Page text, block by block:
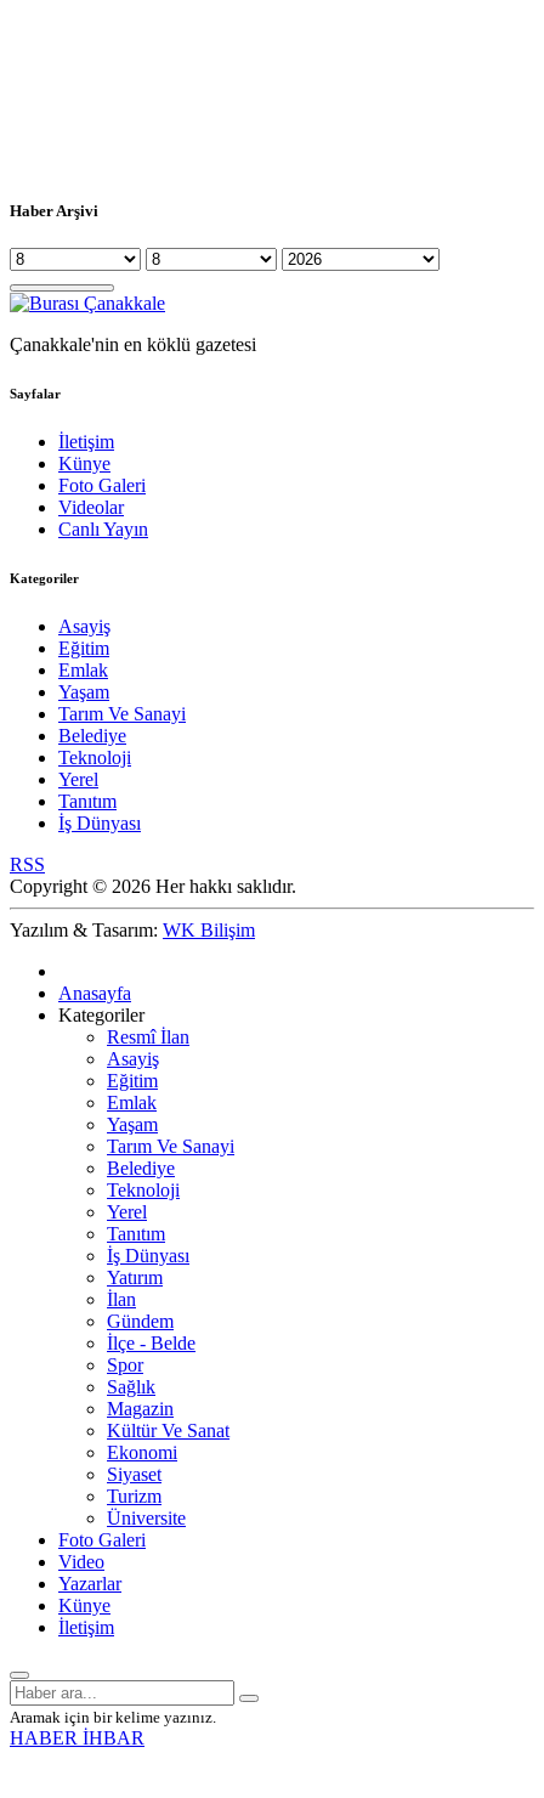
Haber Arşivi
Çanakkale'nin en köklü gazetesi
Sayfalar
İletişim
Künye
Foto Galeri
Videolar
Canlı Yayın
Kategoriler
Asayiş
Eğitim
Emlak
Yaşam
Tarım Ve Sanayi
Belediye
Teknoloji
Yerel
Tanıtım
İş Dünyası
RSS
Copyright © 2026 Her hakkı saklıdır.
Yazılım & Tasarım: WK Bilişim
Anasayfa
Kategoriler
Resmî İlan
Asayiş
Eğitim
Emlak
Yaşam
Tarım Ve Sanayi
Belediye
Teknoloji
Yerel
Tanıtım
İş Dünyası
Yatırım
İlan
Gündem
İlçe - Belde
Spor
Sağlık
Magazin
Kültür Ve Sanat
Ekonomi
Siyaset
Turizm
Üniversite
Foto Galeri
Video
Yazarlar
Künye
İletişim
Aramak için bir kelime yazınız.
HABER İHBAR